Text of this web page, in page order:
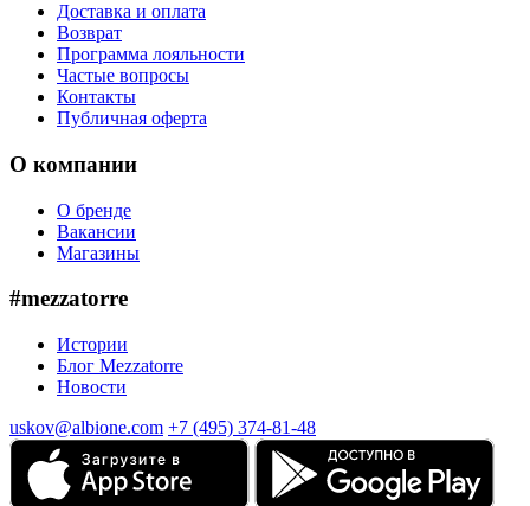
Доставка и оплата
Возврат
Программа лояльности
Частые вопросы
Контакты
Публичная оферта
О компании
О бренде
Вакансии
Магазины
#mezzatorre
Истории
Блог Mezzatorre
Новости
uskov@albione.com +7 (495) 374-81-48